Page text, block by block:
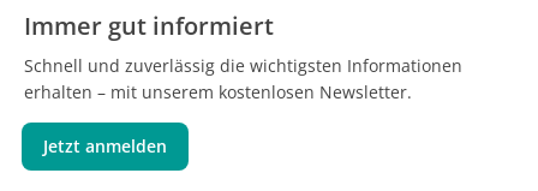
Immer gut informiert
Schnell und zuverlässig die wichtigsten Informationen
erhalten – mit unserem kostenlosen Newsletter.
Jetzt anmelden